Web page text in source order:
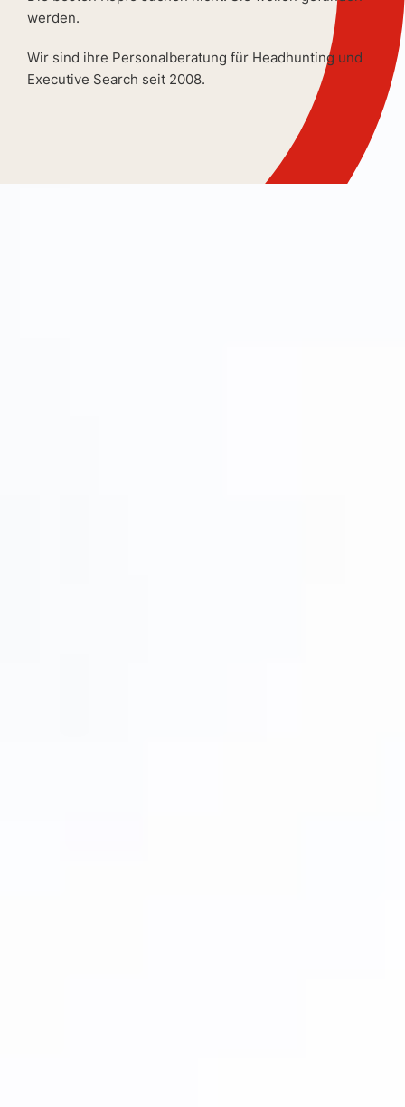
werden.
Wir sind ihre Personalberatung für Headhunting und
Executive Search seit 2008.